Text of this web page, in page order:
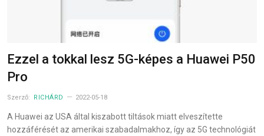
Ezzel a tokkal lesz 5G-képes a Huawei P50
Pro
Szerző: RICHÁRD 2022-05-18
A Huawei az USA által kiszabott tiltások miatt elveszítette
hozzáférését az amerikai szabadalmakhoz, így az 5G technológiát